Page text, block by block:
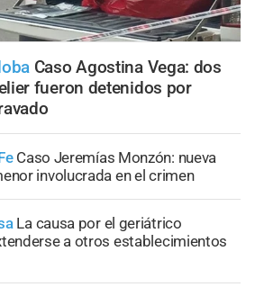
Caso Agostina Vega: dos
fueron detenidos por
Caso Jeremías Monzón: nueva
involucrada en el crimen
La causa por el geriátrico
a otros establecimientos